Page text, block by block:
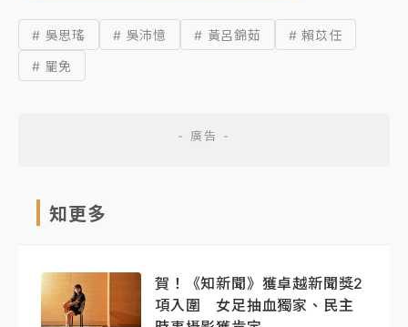
# 吳思瑤 # 吳沛憶 # 黃呂錦茹
# 賴苡任
# 罷免
知更多
賀！《知新聞》獲卓越新聞獎2
項入圍 女足抽血獨家、民主